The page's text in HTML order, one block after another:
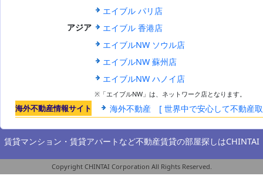
エイブル パリ店
アジア
エイブル 香港店
エイブルNW ソウル店
エイブルNW 蘇州店
エイブルNW ハノイ店
※「エイブルNW」は、ネットワーク店となります。
海外不動産情報サイト 海外不動産 [ 世界中で安心して不動産
賃貸マンション・賃貸アパートなど不動産賃貸の部屋探しはCHINTAI
Copyright CHINTAI Corporation All Rights Reserved.